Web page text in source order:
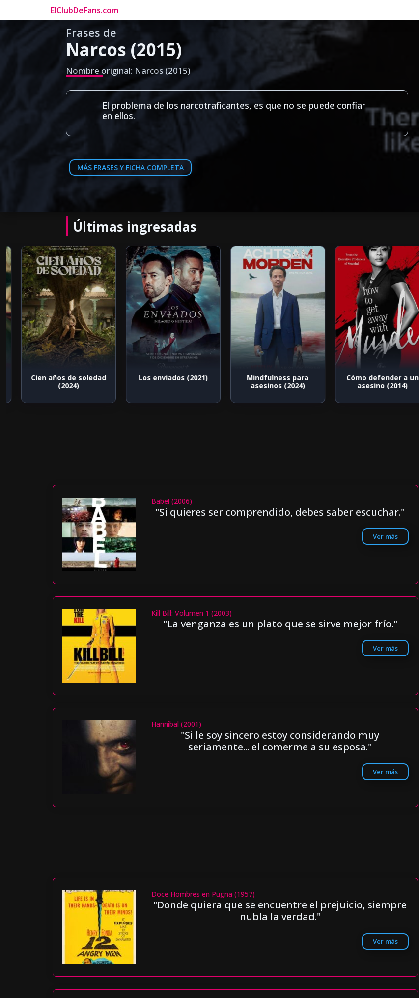
ElClubDeFans.com
Frases de
Narcos (2015)
Nombre original: Narcos (2015)
El problema de los narcotraficantes, es que no se puede confiar
en ellos.
MÁS FRASES Y FICHA COMPLETA
Últimas ingresadas
Cien años de soledad
(2024)
Los enviados (2021)
Mindfulness para
asesinos (2024)
Cómo defender a un
asesino (2014)
Babel (2006)
"Si quieres ser comprendido, debes saber escuchar."
Ver más
Kill Bill: Volumen 1 (2003)
"La venganza es un plato que se sirve mejor frío."
Ver más
Hannibal (2001)
"Si le soy sincero estoy considerando muy
seriamente... el comerme a su esposa."
Ver más
Doce Hombres en Pugna (1957)
"Donde quiera que se encuentre el prejuicio, siempre
nubla la verdad."
Ver más